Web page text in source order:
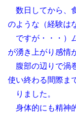
数日してから、
のような（経験は
ですが・・・）
が湧き上がり感情
腹部の辺りで渦
使い終わる間際ま
りました。
身体的にも精神